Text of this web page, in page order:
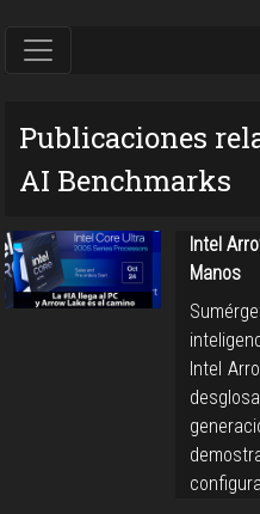
Publicaciones
AI Benchmarks
Intel
Manos
Intel